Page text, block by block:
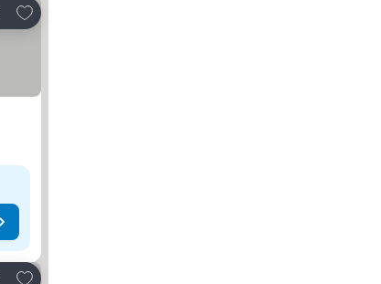
Lisää suosikkeihin
Lisää suosikkeihin